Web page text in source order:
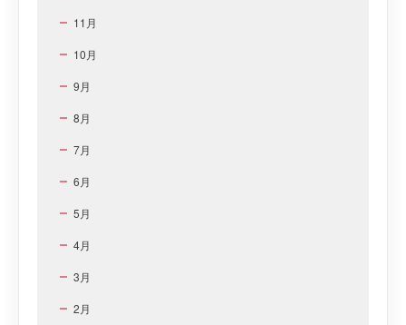
11月
10月
9月
8月
7月
6月
5月
4月
3月
2月